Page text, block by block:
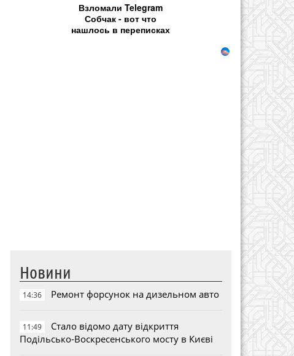
Взломали Telegram
Собчак - вот что
нашлось в переписках
Новини
14:36 Ремонт форсунок на дизельном авто
11:49
Стало відомо дату відкриття
Подільсько-Воскресенського мосту в Києві